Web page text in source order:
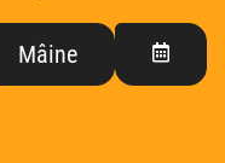
Mâine